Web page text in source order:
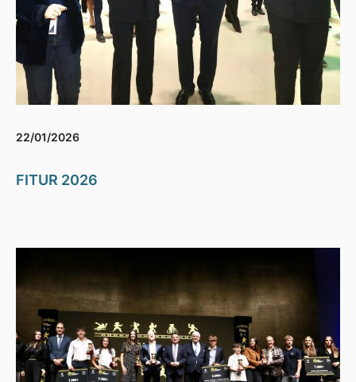
22/01/2026
FITUR 2026